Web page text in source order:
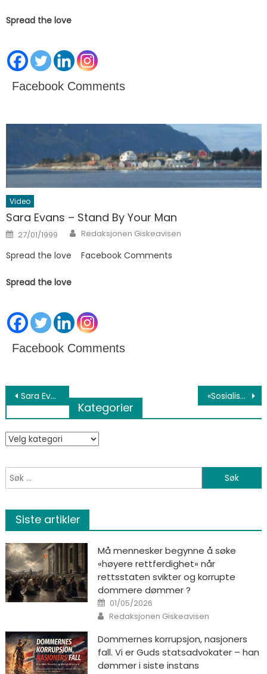
Spread the love
Facebook Comments
Video
Sara Evans – Stand By Your Man
Posted on
27/01/1999 Author
Redaksjonen Giskeavisen
Spread the love Facebook Comments
Spread the love
Facebook Comments
Innleggsnavigasjon
Sara Evans – Stand By Your Man «Sosialisme er en filosofi om fiasko, uvitenhetens trosbekjennelse og misunnelsens evangelium, dens iboende dyd er lik deling av elendighet.» ― Winston S. Churchill
Kategorier
Kategorier
Søk etter:
Siste artikler
Må mennesker begynne å søke
«høyere rettferdighet» når
rettsstaten svikter og korrupte
dommere dømmer ?
Posted on
01/05/2026
Author
Redaksjonen Giskeavisen
Dommernes korrupsjon, nasjoners
fall. Vi er Guds statsadvokater – han
dømmer i siste instans